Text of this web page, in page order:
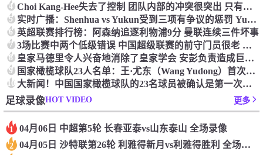
4 Choi Kang-Hee失去了控制 团队内部的冲突很突出 只有一个人可以从水火中拯救崔孔
5 实时广播：Shenhua vs Yukun受到三项有争议的惩罚 Yukun将向中国足球联合会提出投诉
6 英超联赛排行榜：阿森纳追逐利物浦9分 曼联连续三件坏事
7 3场比赛中两个低级错误 中国超级联赛的前守门员很老 是时候让位了 最好的继任者出现
8 皇家马德里令人兴奋地消除了皇家学会 安彭负责造成巨大的灾难！
9 国家橄榄球队23人名单：王·尤东（Wang Yudong）首次被选为第11名 塞吉尼奥（Serginho）在名单上
10 大新闻！中国国家橄榄球队的23名球员被确认是第一次进入阵容
足球录像HOT VIDEO 更多
1 04月06日 中超第5轮 长春亚泰vs山东泰山 全场录像
2 04月05日 沙特联第26轮 利雅得新月vs利雅得胜利 全场录像